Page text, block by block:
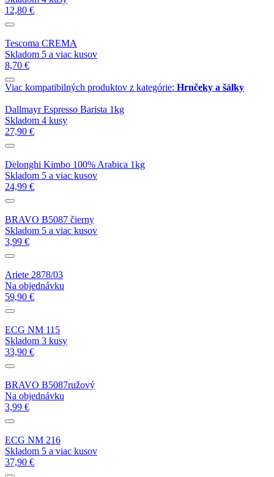
12,80 €
Tescoma CREMA
Skladom 5 a viac kusov
8,70 €
Viac kompatibilných produktov z kategórie: Hrnčeky a šálky
Dallmayr Espresso Barista 1kg
Skladom 4 kusy
27,90 €
Delonghi Kimbo 100% Arabica 1kg
Skladom 5 a viac kusov
24,99 €
BRAVO B5087 čierny
Skladom 5 a viac kusov
3,99 €
Ariete 2878/03
Na objednávku
59,90 €
ECG NM 115
Skladom 3 kusy
33,90 €
BRAVO B5087ružový
Na objednávku
3,99 €
ECG NM 216
Skladom 5 a viac kusov
37,90 €